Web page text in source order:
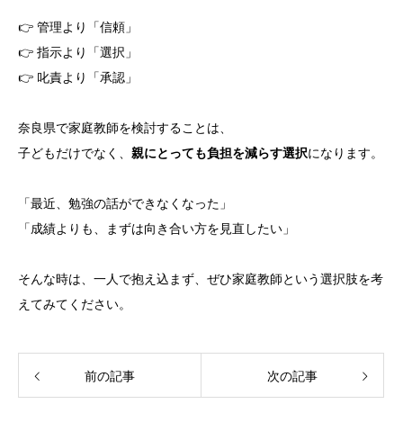
👉 管理より「信頼」
👉 指示より「選択」
👉 叱責より「承認」
奈良県で家庭教師を検討することは、
子どもだけでなく、 親にとっても負担を減らす選択になります。
「最近、勉強の話ができなくなった」
「成績よりも、まずは向き合い方を見直したい」
そんな時は、一人で抱え込まず、ぜひ家庭教師という選択肢を考
えてみてください。
前の記事 次の記事